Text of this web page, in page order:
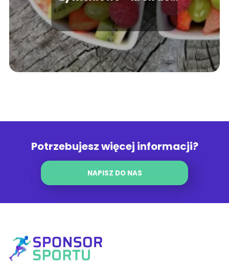
zdrowia
Potrzebujesz więcej informacji?
NAPISZ DO NAS